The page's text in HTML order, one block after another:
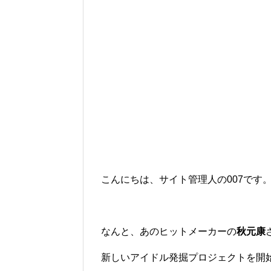
こんにちは、サイト管理人の007です。
なんと、あのヒットメーカーの秋元康
新しいアイドル発掘プロジェクトを開